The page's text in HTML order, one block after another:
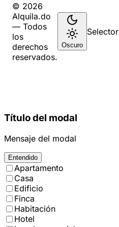
© 2026
Alquila.do
— Todos
los
derechos
reservados.
Oscuro
Selector
Título del modal
Mensaje del modal
Entendido
Apartamento
Casa
Edificio
Finca
Habitación
Hotel